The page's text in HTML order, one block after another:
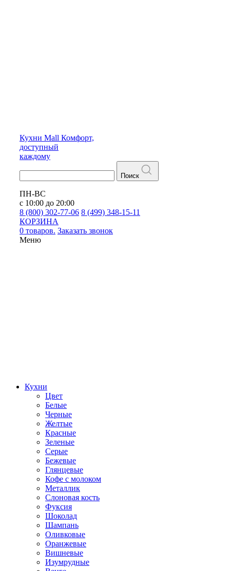
Кухни Mall Комфорт,
доступный
каждому
Поиск
ПН-ВС
с 10:00 до 20:00
8 (800) 302-77-06 8 (499) 348-15-11
КОРЗИНА
0 товаров. Заказать звонок
Меню
Кухни
Цвет
Белые
Черные
Желтые
Красные
Зеленые
Серые
Бежевые
Глянцевые
Кофе с молоком
Металлик
Слоновая кость
Фуксия
Шоколад
Шампань
Оливковые
Оранжевые
Вишневые
Изумрудные